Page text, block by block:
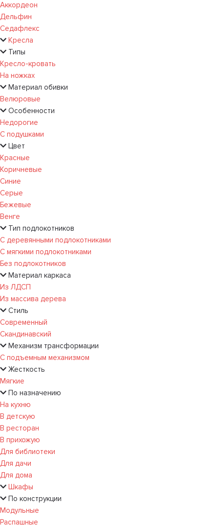
Аккордеон
Дельфин
Седафлекс
Кресла
Типы
Кресло-кровать
На ножках
Материал обивки
Велюровые
Особенности
Недорогие
С подушками
Цвет
Красные
Коричневые
Синие
Серые
Бежевые
Венге
Тип подлокотников
С деревянными подлокотниками
С мягкими подлокотниками
Без подлокотников
Материал каркаса
Из ЛДСП
Из массива дерева
Стиль
Современный
Скандинавский
Механизм трансформации
С подъемным механизмом
Жесткость
Мягкие
По назначению
На кухню
В детскую
В ресторан
В прихожую
Для библиотеки
Для дачи
Для дома
Шкафы
По конструкции
Модульные
Распашные